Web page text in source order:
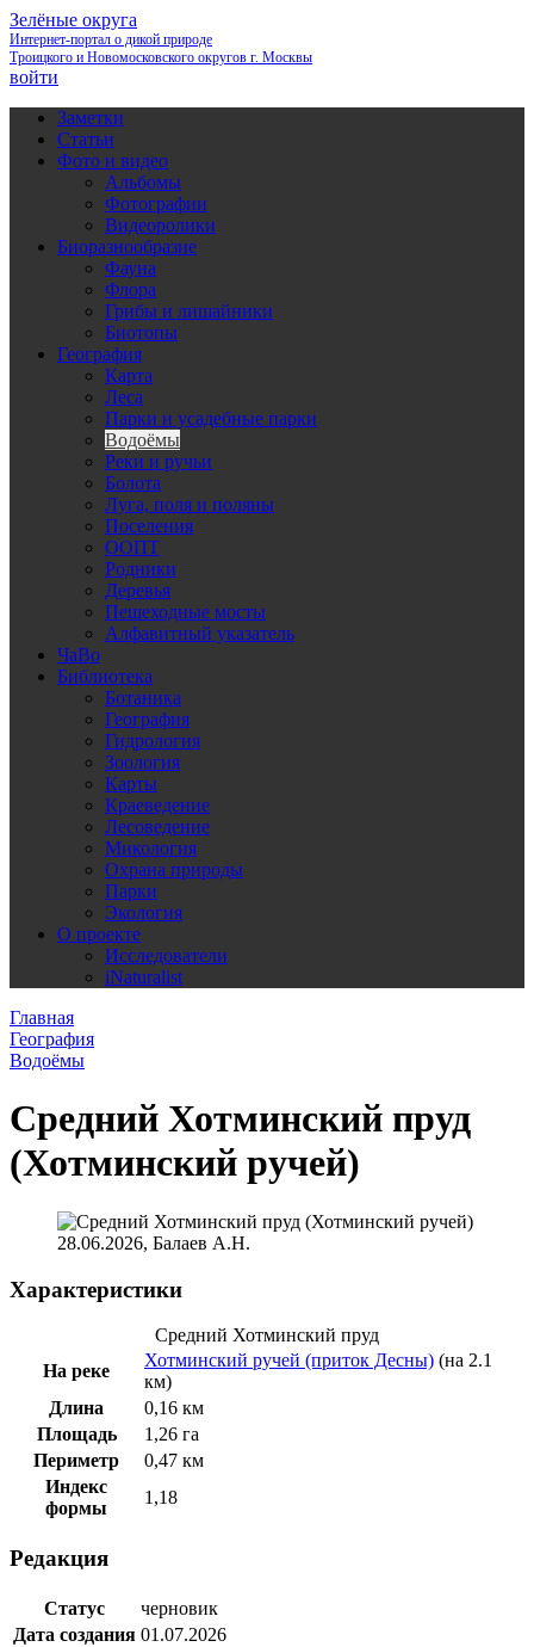
Зелёные округа
Интернет-портал о дикой природе
Троицкого и Новомосковского округов г. Москвы
войти
Заметки
Статьи
Фото и видео
Альбомы
Фотографии
Видеоролики
Биоразнообразие
Фауна
Флора
Грибы и лишайники
Биотопы
География
Карта
Леса
Парки и усадебные парки
Водоёмы
Реки и ручьи
Болота
Луга, поля и поляны
Поселения
ООПТ
Родники
Деревья
Пешеходные мосты
Алфавитный указатель
ЧаВо
Библиотека
Ботаника
География
Гидрология
Зоология
Карты
Краеведение
Лесоведение
Микология
Охрана природы
Парки
Экология
О проекте
Исследователи
iNaturalist
Главная
География
Водоёмы
Средний Хотминский пруд
(Хотминский ручей)
28.06.2026, Балаев А.Н.
Характеристики
Средний Хотминский пруд
На реке
Хотминский ручей (приток Десны) (на 2.1
км)
Длина
0,16 км
Площадь
1,26 га
Периметр
0,47 км
Индекс
формы
1,18
Редакция
Статус
черновик
Дата создания 01.07.2026